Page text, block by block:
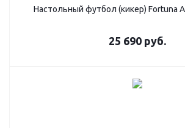
Настольный футбол (кикер) Fortuna
25 690 руб.